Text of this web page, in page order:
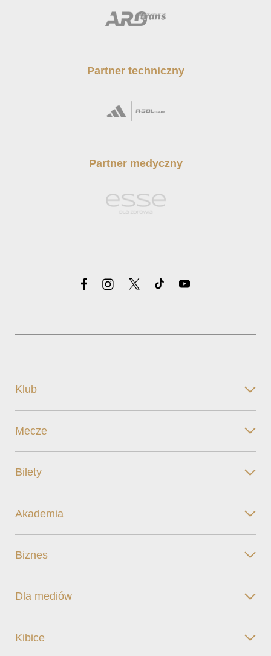
Partner techniczny
Partner medyczny
Klub
Mecze
Bilety
Akademia
Biznes
Dla mediów
Kibice